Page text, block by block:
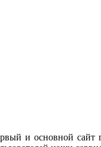
и основной сайт